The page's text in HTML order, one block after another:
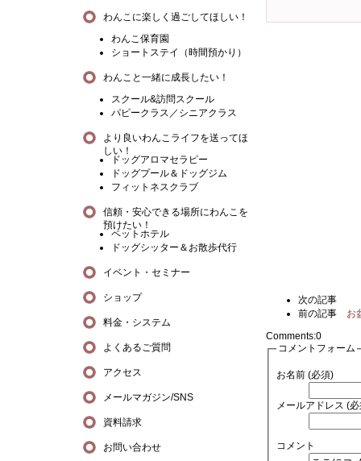
次の記事
前の記事 お
Comments:0
コメントフォーム
お名前 (必須)
メールアドレス (
コメント
わんこに楽しく過ごしてほしい！
わんこ保育園
ショートステイ（時間預かり）
わんこと一緒に成長したい！
スクール&訪問スクール
パピークラス／シニアクラス
より良いわんこライフを送ってほ
しい！
ドッグアロマセラピー
ドッグプール＆ドッグジム
フィットネスクラブ
信頼・安心できる場所にわんこを
預けたい！
ペットホテル
ドッグシッター＆お散歩代行
イベント・セミナー
ショップ
料金・システム
よくあるご質問
アクセス
メールマガジン/SNS
資料請求
お問い合わせ